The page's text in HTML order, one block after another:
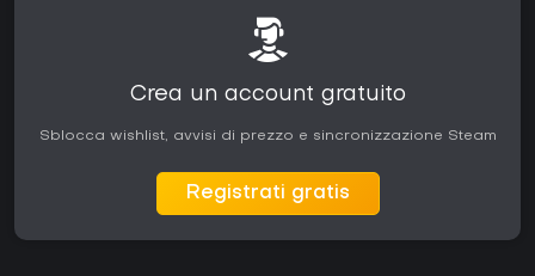
Crea un account gratuito
Sblocca wishlist, avvisi di prezzo e sincronizzazione Steam
Registrati gratis